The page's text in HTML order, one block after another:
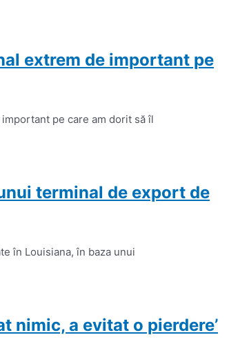
extrem de important pe
pe care am dorit să îl
terminal de export de
în Louisiana, în baza unui
nimic, a evitat o pierdere’